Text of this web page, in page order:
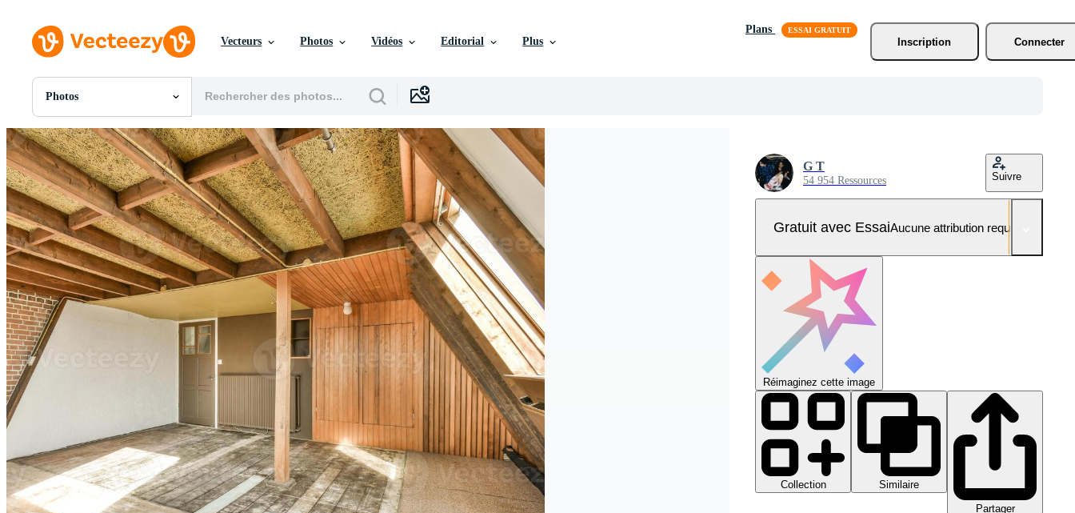
Vecteurs Photos Vidéos Editorial Plus
Plans
Inscription
Connecter
Photos
Toutes Images
Photos
PNGs
PSDs
SVGs
Modèles
Vecteurs
Vidéos
Motion graphics
Images Éditoriales
Événements Éditoriaux
G T
54 954 Ressources Suivre
Gratuit avec EssaiAucune attribution requise
Réimaginez cette image
Collection
Similaire
Partager